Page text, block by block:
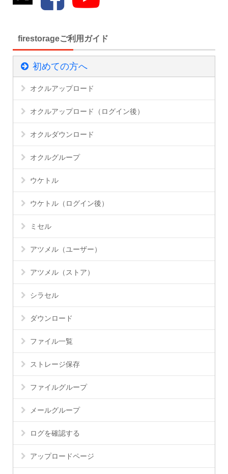
firestorageご利用ガイド
初めての方へ
オクルアップロード
オクルアップロード（ログイン後）
オクルダウンロード
オクルグループ
ウケトル
ウケトル（ログイン後）
ミセル
アツメル（ユーザー）
アツメル（ストア）
シラセル
ダウンロード
ファイル一覧
ストレージ保存
ファイルグループ
メールグループ
ログを確認する
アップロードページ